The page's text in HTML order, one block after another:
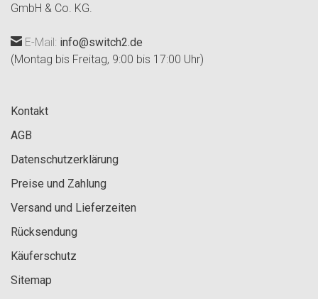
GmbH & Co. KG.
E-Mail: info@switch2.de
(Montag bis Freitag, 9:00 bis 17:00 Uhr)
Kontakt
AGB
Datenschutzerklärung
Preise und Zahlung
Versand und Lieferzeiten
Rücksendung
Käuferschutz
Sitemap